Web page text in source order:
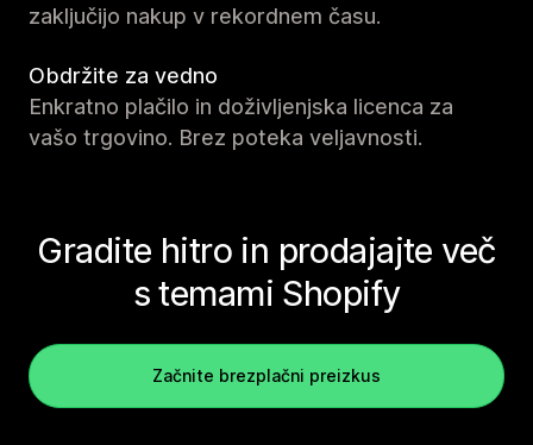
zaključijo nakup v rekordnem času.
Obdržite za vedno
Enkratno plačilo in doživljenjska licenca za
vašo trgovino. Brez poteka veljavnosti.
Gradite hitro in prodajajte več
s temami Shopify
Začnite brezplačni preizkus